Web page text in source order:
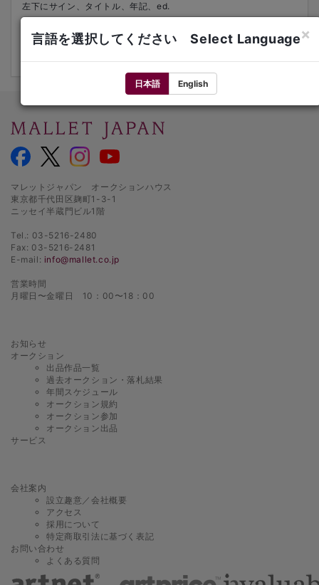
左下にサイン、タイトル、年記、ed.
1993年
ed.48/50
マレットジャパン オークションハウス
東京都千代田区麹町1-3-1
ニッセイ半蔵門ビル1階
Tel.: 03-5216-2480
Fax: 03-5216-2481
E-mail: info@mallet.co.jp
営業時間
月曜日〜金曜日 10：00〜18：00
お知らせ
オークション
出品作品一覧
過去オークション・落札結果
年間スケジュール
オークション規約
オークション参加
オークション出品
サービス
会社案内
設立趣意／会社概要
アクセス
採用について
特定商取引法に基づく表記
お問い合わせ
よくある質問
言語を選択してください Select Language×
日本語 English